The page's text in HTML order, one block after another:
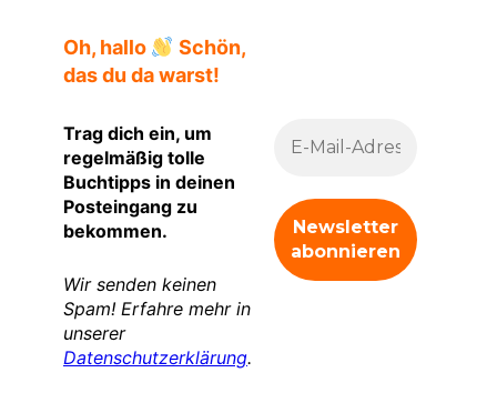
Oh, hallo
Schön,
das du da warst!
Trag dich ein, um
regelmäßig tolle
Buchtipps in deinen
Posteingang zu
bekommen.
Wir senden keinen
Spam! Erfahre mehr in
unserer
Datenschutzerklärung.